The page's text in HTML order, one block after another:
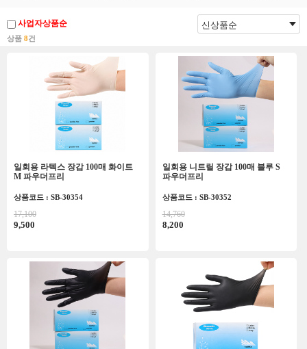
사업자상품순
상품 8건
일회용 라텍스 장갑 100매 화이트
M 파우더프리
상품코드 : SB-30354
17,100
9,500
일회용 니트릴 장갑 100매 블루 S
파우더프리
상품코드 : SB-30352
14,760
8,200